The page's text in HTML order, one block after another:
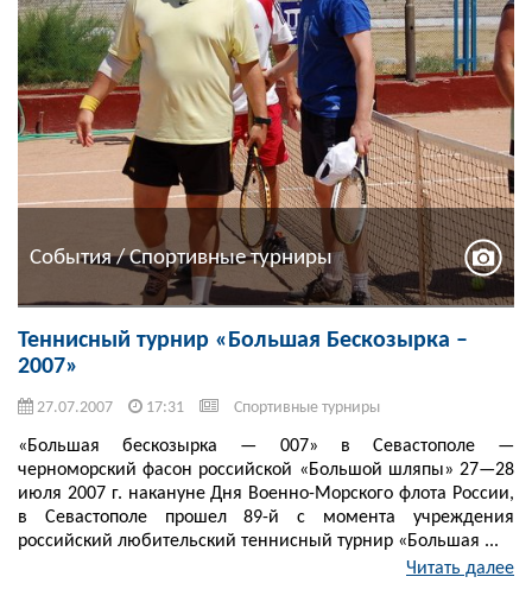
События / Спортивные турниры
Теннисный турнир «Большая Бескозырка –
2007»
27.07.2007 17:31 Спортивные турниры
«Большая бескозырка — 007» в Севастополе —
черноморский фасон российской «Большой шляпы» 27—28
июля 2007 г. накануне Дня Военно-Морского флота России,
в Севастополе прошел 89-й с момента учреждения
российский любительский теннисный турнир «Большая ...
Читать далее